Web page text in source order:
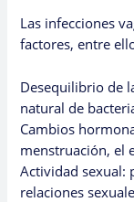
Las infecciones
factores, entre
Desequilibrio de
natural de
Cambios
menstruación, el
Actividad sexual:
relaciones